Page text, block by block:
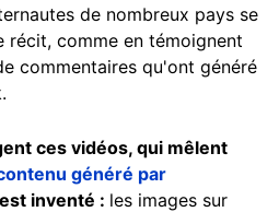
de nombreux pays se
récit, comme en témoignent
commentaires qu'ont généré
ces vidéos, qui mêlent
généré par
inventé : les images sur